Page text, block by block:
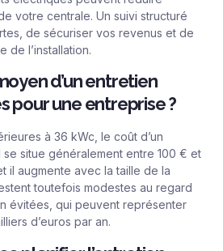
votre centrale. Un suivi structuré
de sécuriser vos revenus et de
de l’installation.
d’un entretien
pour une entreprise ?
à 36 kWc, le coût d’un
situe généralement entre 100 € et
il augmente avec la taille de la
toutefois modestes au regard
évitées, qui peuvent représenter
d’euros par an.